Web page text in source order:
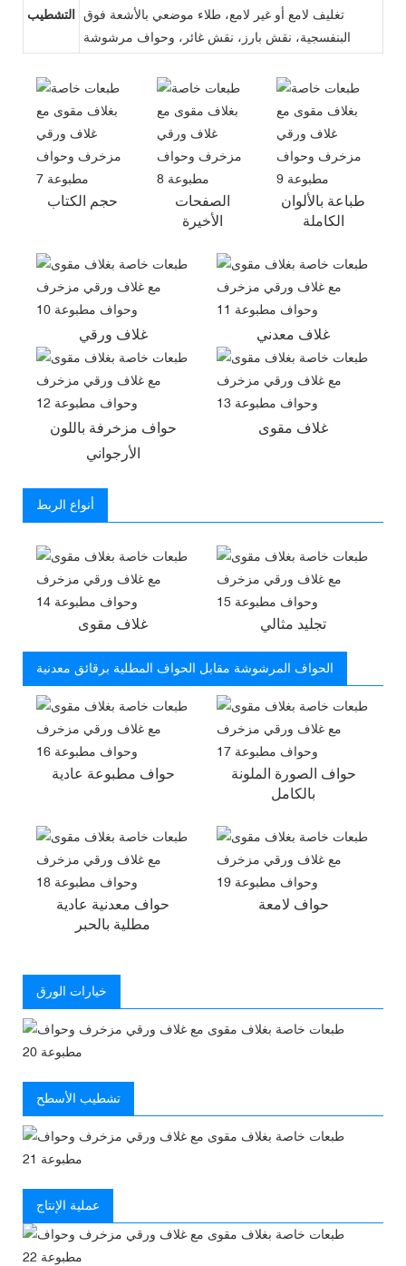
التشطيب
تغليف لامع أو غير لامع، طلاء موضعي بالأشعة فوق
البنفسجية، نقش بارز، نقش غائر، وحواف مرشوشة
حجم الكتاب
الصفحات
الأخيرة
طباعة بالألوان
الكاملة
غلاف ورقي غلاف معدني
حواف مزخرفة باللون
الأرجواني
غلاف مقوى
أنواع الربط
غلاف مقوى تجليد مثالي
الحواف المرشوشة مقابل الحواف المطلية برقائق معدنية
حواف مطبوعة عادية
حواف الصورة الملونة
بالكامل
حواف معدنية عادية
مطلية بالحبر
حواف لامعة
خيارات الورق
تشطيب الأسطح
عملية الإنتاج